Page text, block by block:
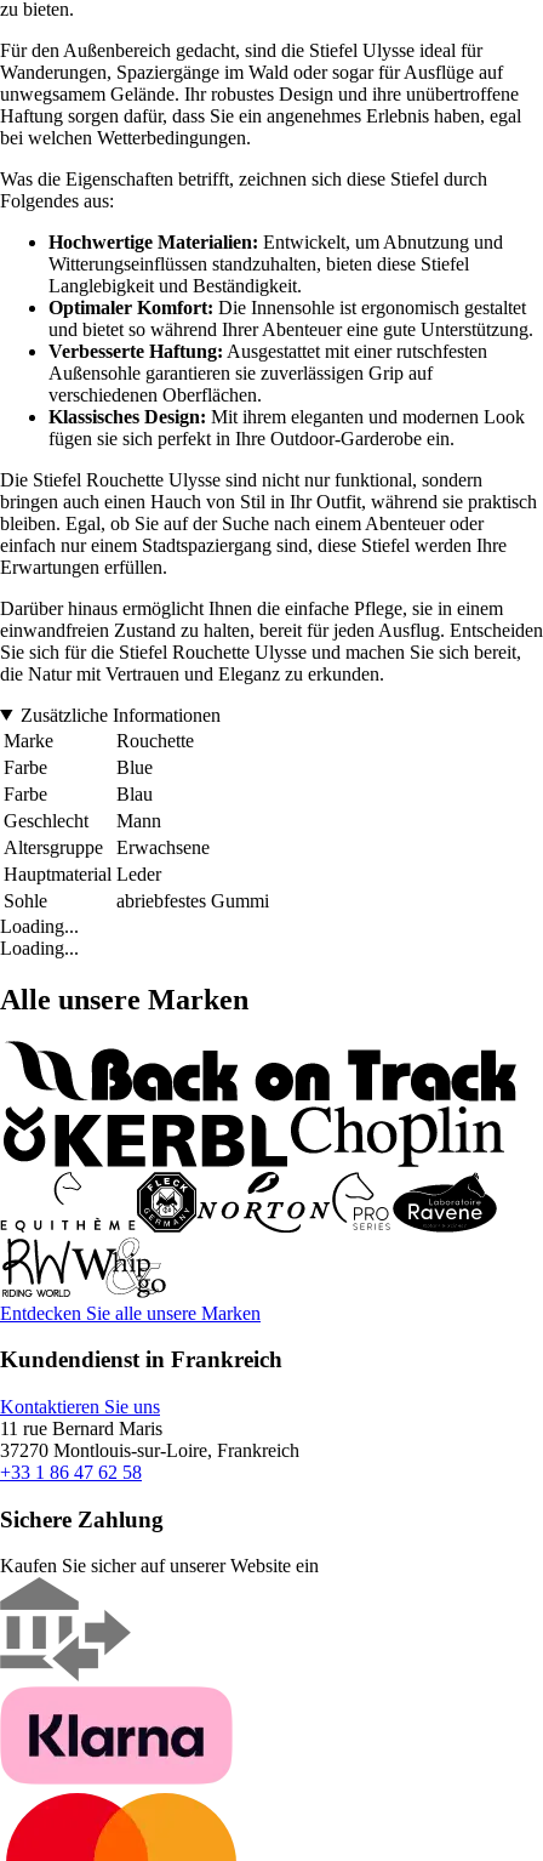
zu bieten.
Für den Außenbereich gedacht, sind die Stiefel Ulysse ideal für
Wanderungen, Spaziergänge im Wald oder sogar für Ausflüge auf
unwegsamem Gelände. Ihr robustes Design und ihre unübertroffene
Haftung sorgen dafür, dass Sie ein angenehmes Erlebnis haben, egal
bei welchen Wetterbedingungen.
Was die Eigenschaften betrifft, zeichnen sich diese Stiefel durch
Folgendes aus:
Hochwertige Materialien: Entwickelt, um Abnutzung und
Witterungseinflüssen standzuhalten, bieten diese Stiefel
Langlebigkeit und Beständigkeit.
Optimaler Komfort: Die Innensohle ist ergonomisch gestaltet
und bietet so während Ihrer Abenteuer eine gute Unterstützung.
Verbesserte Haftung: Ausgestattet mit einer rutschfesten
Außensohle garantieren sie zuverlässigen Grip auf
verschiedenen Oberflächen.
Klassisches Design: Mit ihrem eleganten und modernen Look
fügen sie sich perfekt in Ihre Outdoor-Garderobe ein.
Die Stiefel Rouchette Ulysse sind nicht nur funktional, sondern
bringen auch einen Hauch von Stil in Ihr Outfit, während sie praktisch
bleiben. Egal, ob Sie auf der Suche nach einem Abenteuer oder
einfach nur einem Stadtspaziergang sind, diese Stiefel werden Ihre
Erwartungen erfüllen.
Darüber hinaus ermöglicht Ihnen die einfache Pflege, sie in einem
einwandfreien Zustand zu halten, bereit für jeden Ausflug. Entscheiden
Sie sich für die Stiefel Rouchette Ulysse und machen Sie sich bereit,
die Natur mit Vertrauen und Eleganz zu erkunden.
Zusätzliche Informationen
Marke
Rouchette
Farbe
Blue
Farbe
Blau
Geschlecht
Mann
Altersgruppe
Erwachsene
Hauptmaterial Leder
Sohle
abriebfestes Gummi
Loading...
Loading...
Alle unsere Marken
Entdecken Sie alle unsere Marken
Kundendienst in Frankreich
Kontaktieren Sie uns
11 rue Bernard Maris
37270 Montlouis-sur-Loire, Frankreich
+33 1 86 47 62 58
Sichere Zahlung
Kaufen Sie sicher auf unserer Website ein